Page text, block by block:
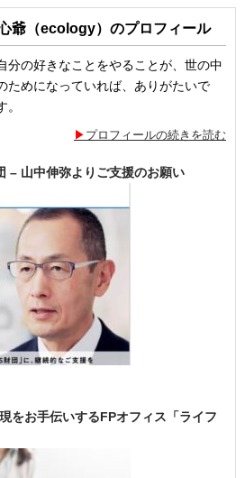
爺（ecology）のプロフィール
分の好きなことをやることが、世の中
ためになっていれば、ありがたいで
。
プロフィールの続きを読む
– 山中伸弥よりご支援のお願い
をお手伝いするFPオフィス「ライフ